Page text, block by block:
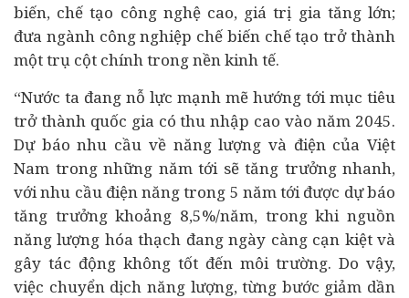
biến, chế tạo công nghệ cao, giá trị gia tăng lớn;
đưa ngành công nghiệp chế biến chế tạo trở thành
một trụ cột chính trong nền kinh tế.
“Nước ta đang nỗ lực mạnh mẽ hướng tới mục tiêu
trở thành quốc gia có thu nhập cao vào năm 2045.
Dự báo nhu cầu về năng lượng và điện của Việt
Nam trong những năm tới sẽ tăng trưởng nhanh,
với nhu cầu điện năng trong 5 năm tới được dự báo
tăng trưởng khoảng 8,5%/năm, trong khi nguồn
năng lượng hóa thạch đang ngày càng cạn kiệt và
gây tác động không tốt đến môi trường. Do vậy,
việc chuyển dịch năng lượng, từng bước giảm dần